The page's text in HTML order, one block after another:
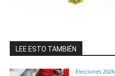
LEE ESTO TAMBIÉN
Elecciones 2026